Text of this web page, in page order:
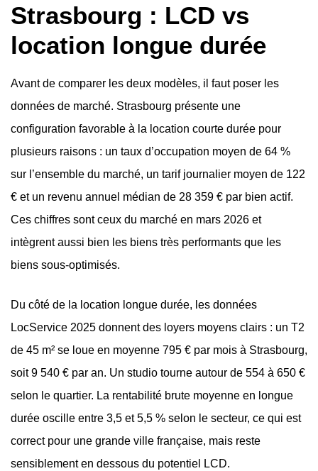
Strasbourg : LCD vs
location longue durée
Avant de comparer les deux modèles, il faut poser les
données de marché. Strasbourg présente une
configuration favorable à la location courte durée pour
plusieurs raisons : un taux d’occupation moyen de 64 %
sur l’ensemble du marché, un tarif journalier moyen de 122
€ et un revenu annuel médian de 28 359 € par bien actif.
Ces chiffres sont ceux du marché en mars 2026 et
intègrent aussi bien les biens très performants que les
biens sous-optimisés.
Du côté de la location longue durée, les données
LocService 2025 donnent des loyers moyens clairs : un T2
de 45 m² se loue en moyenne 795 € par mois à Strasbourg,
soit 9 540 € par an. Un studio tourne autour de 554 à 650 €
selon le quartier. La rentabilité brute moyenne en longue
durée oscille entre 3,5 et 5,5 % selon le secteur, ce qui est
correct pour une grande ville française, mais reste
sensiblement en dessous du potentiel LCD.